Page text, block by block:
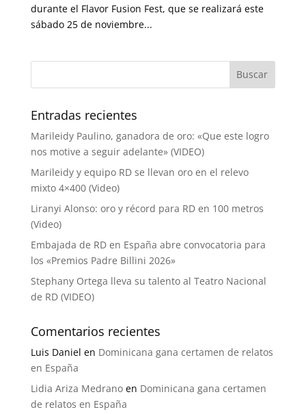
durante el Flavor Fusion Fest, que se realizará este
sábado 25 de noviembre...
Entradas recientes
Marileidy Paulino, ganadora de oro: «Que este logro
nos motive a seguir adelante» (VIDEO)
Marileidy y equipo RD se llevan oro en el relevo
mixto 4×400 (Video)
Liranyi Alonso: oro y récord para RD en 100 metros
(Video)
Embajada de RD en España abre convocatoria para
los «Premios Padre Billini 2026»
Stephany Ortega lleva su talento al Teatro Nacional
de RD (VIDEO)
Comentarios recientes
Luis Daniel en Dominicana gana certamen de relatos
en España
Lidia Ariza Medranoen Dominicana gana certamen
de relatos en España